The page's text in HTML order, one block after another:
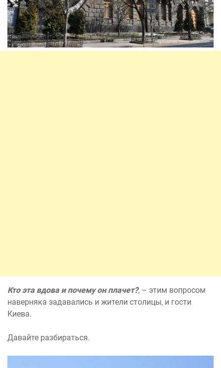
Кто эта вдова и почему он плачет?, – этим вопросом
наверняка задавались и жители столицы, и гости
Киева.
Давайте разбираться.